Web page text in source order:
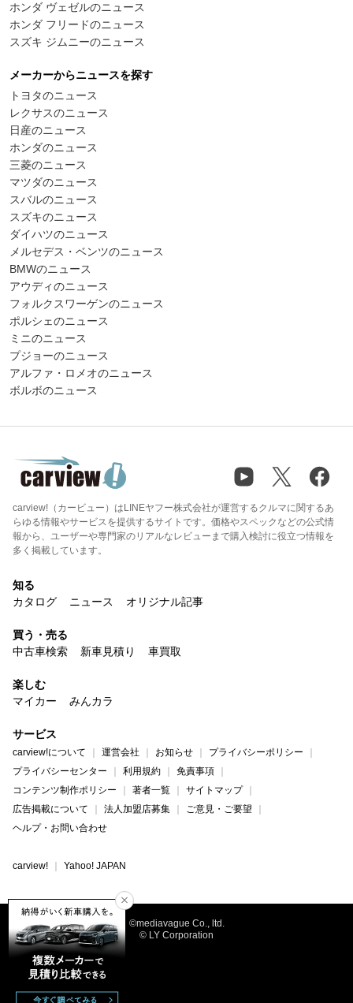
ホンダ ヴェゼルのニュース
ホンダ フリードのニュース
スズキ ジムニーのニュース
メーカーからニュースを探す
トヨタのニュース
レクサスのニュース
日産のニュース
ホンダのニュース
三菱のニュース
マツダのニュース
スバルのニュース
スズキのニュース
ダイハツのニュース
メルセデス・ベンツのニュース
BMWのニュース
アウディのニュース
フォルクスワーゲンのニュース
ポルシェのニュース
ミニのニュース
プジョーのニュース
アルファ・ロメオのニュース
ボルボのニュース
carview!（カービュー）はLINEヤフー株式会社が運営するクルマに関するあ
らゆる情報やサービスを提供するサイトです。価格やスペックなどの公式情
報から、ユーザーや専門家のリアルなレビューまで購入検討に役立つ情報を
多く掲載しています。
知る
カタログ
ニュース オリジナル記事
買う・売る
中古車検索
新車見積り 車買取
楽しむ
マイカー
みんカラ
サービス
carview!について 運営会社 お知らせ
プライバシーポリシー
プライバシーセンター
利用規約
免責事項
コンテンツ制作ポリシー
著者一覧
サイトマップ
広告掲載について
法人加盟店募集
ご意見・ご要望
ヘルプ・お問い合わせ
carview! Yahoo! JAPAN
©mediavague Co., ltd.
© LY Corporation